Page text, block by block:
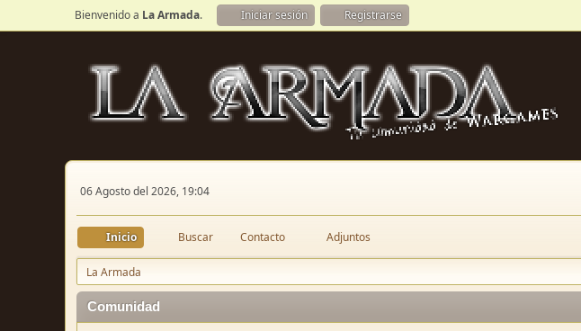
Bienvenido a La Armada. Iniciar sesión Registrarse
06 Agosto del 2026, 19:04
Inicio Buscar Contacto Adjuntos
La Armada
Comunidad